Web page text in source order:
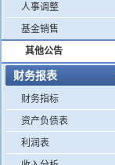
人事调整
基金销售
其他公告
财务报表
财务指标
资产负债表
利润表